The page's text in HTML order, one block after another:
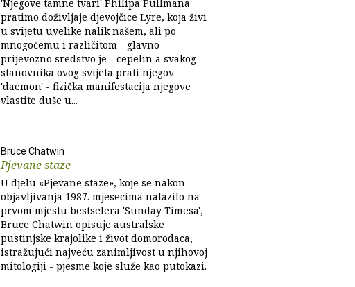
'Njegove tamne tvari' Philipa Pullmana
pratimo doživljaje djevojčice Lyre, koja živi
u svijetu uvelike nalik našem, ali po
mnogočemu i različitom - glavno
prijevozno sredstvo je - cepelin a svakog
stanovnika ovog svijeta prati njegov
'daemon' - fizička manifestacija njegove
vlastite duše u...
Bruce Chatwin
Pjevane staze
U djelu «Pjevane staze», koje se nakon
objavljivanja 1987. mjesecima nalazilo na
prvom mjestu bestselera 'Sunday Timesa',
Bruce Chatwin opisuje australske
pustinjske krajolike i život domorodaca,
istražujući najveću zanimljivost u njihovoj
mitologiji - pjesme koje služe kao putokazi.